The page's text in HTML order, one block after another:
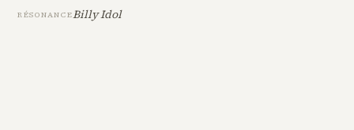
RÉSONANCEBilly Idol